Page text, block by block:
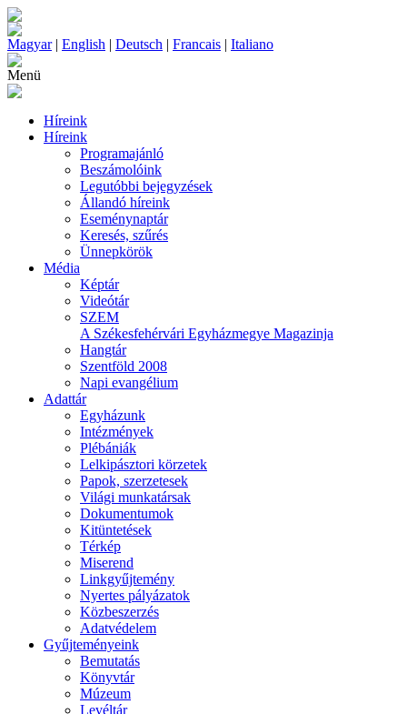
Magyar| English | Deutsch | Francais | Italiano
Menü
Híreink
Híreink
Programajánló
Beszámolóink
Legutóbbi bejegyzések
Állandó híreink
Eseménynaptár
Keresés, szűrés
Ünnepkörök
Média
Képtár
Videótár
SZEM
A Székesfehérvári Egyházmegye Magazinja
Hangtár
Szentföld 2008
Napi evangélium
Adattár
Egyházunk
Intézmények
Plébániák
Lelkipásztori körzetek
Papok, szerzetesek
Világi munkatársak
Dokumentumok
Kitüntetések
Térkép
Miserend
Linkgyűjtemény
Nyertes pályázatok
Közbeszerzés
Adatvédelem
Gyűjteményeink
Bemutatás
Könyvtár
Múzeum
Levéltár